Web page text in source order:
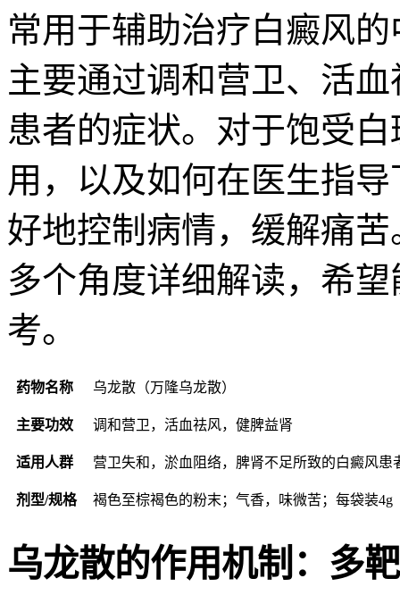
常用于辅助治疗白癜风
主要通过调和营卫、活
患者的症状。对于饱受
用，以及如何在医生指
好地控制病情，缓解痛
多个角度详细解读，希
考。
药物名称 乌龙散（万隆乌龙散）
主要功效 调和营卫，活血祛风，健脾益肾
适用人群 营卫失和，淤血阻络，脾肾不足所致的白癜风患
剂型/规格 褐色至棕褐色的粉末；气香，味微苦；每袋装4g
乌龙散的作用机制：多